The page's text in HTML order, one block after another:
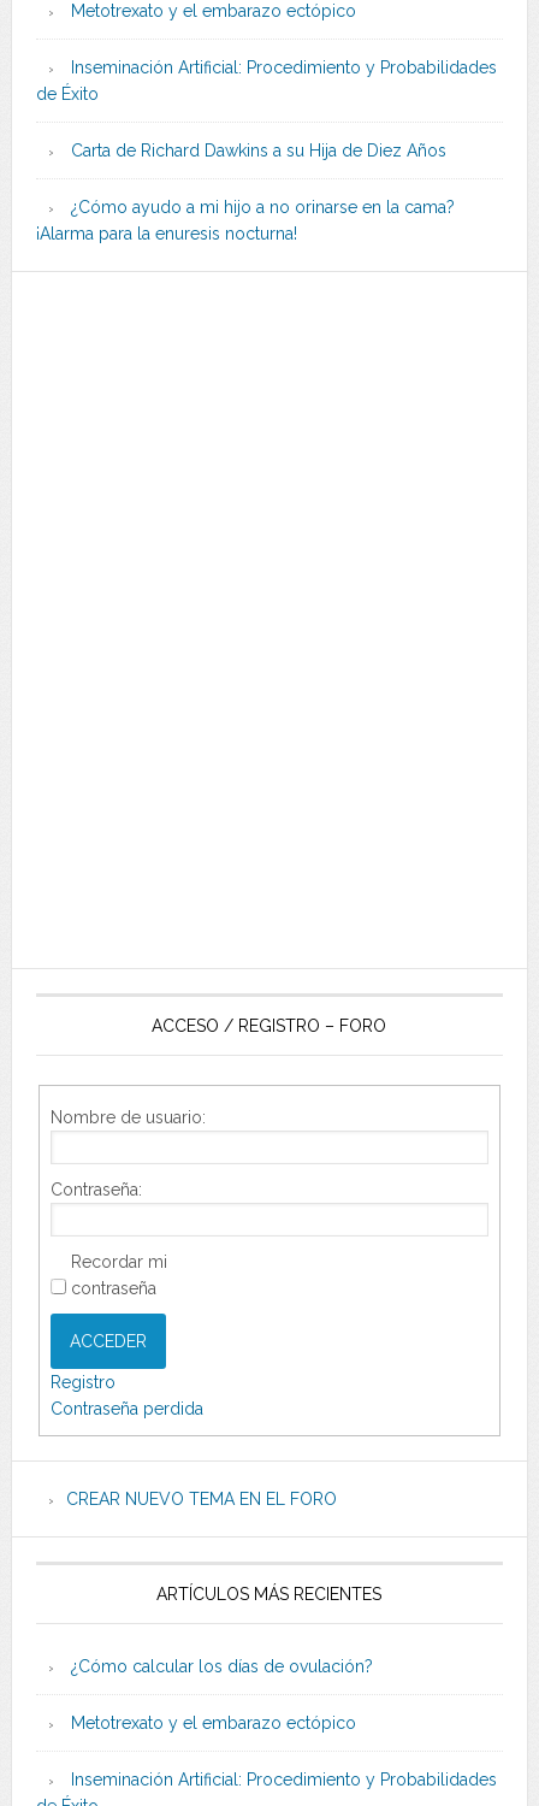
Metotrexato y el embarazo ectópico
Inseminación Artificial: Procedimiento y Probabilidades
de Éxito
Carta de Richard Dawkins a su Hija de Diez Años
¿Cómo ayudo a mi hijo a no orinarse en la cama?
¡Alarma para la enuresis nocturna!
ACCESO / REGISTRO – FORO
Nombre de usuario:
Contraseña:
Recordar mi
contraseña
ACCEDER
Registro
Contraseña perdida
CREAR NUEVO TEMA EN EL FORO
ARTÍCULOS MÁS RECIENTES
¿Cómo calcular los días de ovulación?
Metotrexato y el embarazo ectópico
Inseminación Artificial: Procedimiento y Probabilidades